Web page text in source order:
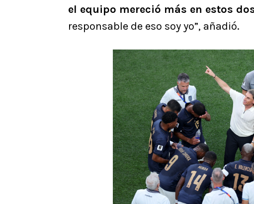
el equipo mereció más en estos
responsable de eso soy yo”, añadió.